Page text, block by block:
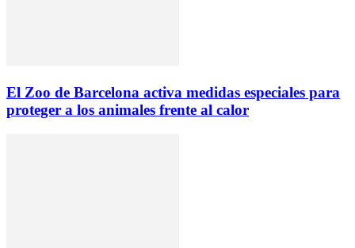
El Zoo de Barcelona activa medidas especiales para
proteger a los animales frente al calor